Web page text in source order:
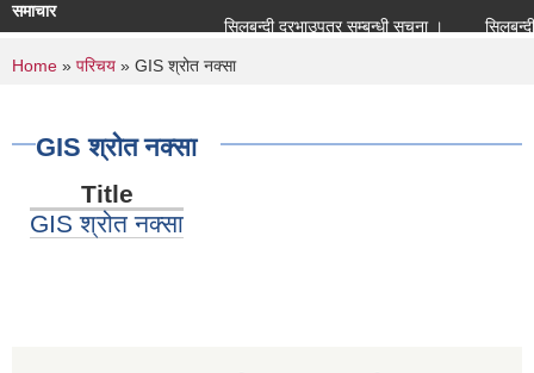
समाचार
सिलबन्दी दरभाउपत्र सम्बन्धी सूचना ।
सिलबन्दी
You are here
Home » परिचय » GIS श्रोत नक्सा
GIS श्रोत नक्सा
Title
GIS श्रोत नक्सा